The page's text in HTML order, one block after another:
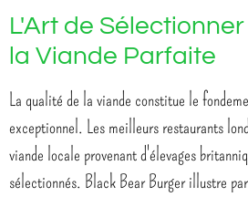
L'Art de
la Viande Parfaite
La qualité de la viande constitue le
exceptionnel. Les meilleurs restaurants
viande locale provenant d'élevages
sélectionnés. Black Bear Burger illustre